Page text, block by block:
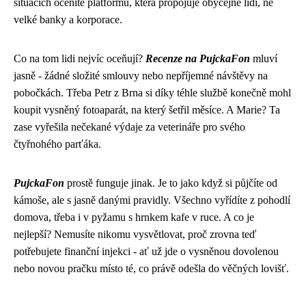
situacích oceníte platformu, která propojuje obyčejné lidi, ne
velké banky a korporace.
Co na tom lidi nejvíc oceňují? Recenze na PujckaFon mluví
jasně - žádné složité smlouvy nebo nepříjemné návštěvy na
pobočkách. Třeba Petr z Brna si díky téhle službě konečně mohl
koupit vysněný fotoaparát, na který šetřil měsíce. A Marie? Ta
zase vyřešila nečekané výdaje za veterináře pro svého
čtyřnohého parťáka.
PujckaFon prostě funguje jinak. Je to jako když si půjčíte od
kámoše, ale s jasně danými pravidly. Všechno vyřídíte z pohodlí
domova, třeba i v pyžamu s hrnkem kafe v ruce. A co je
nejlepší? Nemusíte nikomu vysvětlovat, proč zrovna teď
potřebujete finanční injekci - ať už jde o vysněnou dovolenou
nebo novou pračku místo té, co právě odešla do věčných lovišť.